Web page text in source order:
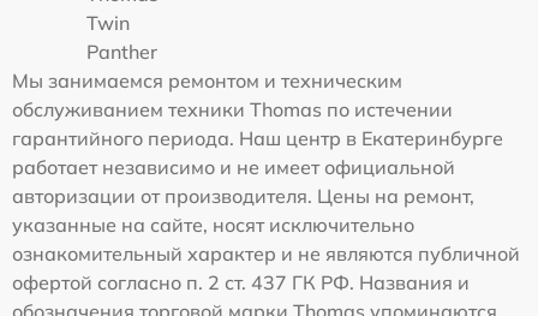
Twin
Panther
Мы занимаемся ремонтом и техническим
обслуживанием техники Thomas по истечении
гарантийного периода. Наш центр в Екатеринбурге
работает независимо и не имеет официальной
авторизации от производителя. Цены на ремонт,
указанные на сайте, носят исключительно
ознакомительный характер и не являются публичной
офертой согласно п. 2 ст. 437 ГК РФ. Названия и
обозначения торговой марки Thomas упоминаются